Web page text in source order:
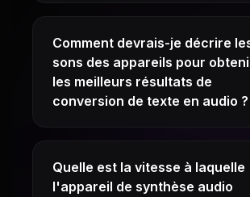
Comment devrais-je décrire
sons des appareils pour
les meilleurs résultats de
conversion de texte en audio ?
Quelle est la vitesse à laquelle
l'appareil de synthèse audio